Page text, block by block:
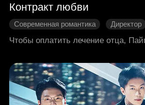
Контракт любви
Современная романтика Директор